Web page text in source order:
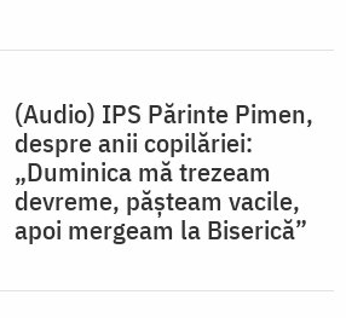
(Audio) IPS Părinte Pimen,
despre anii copilăriei:
„Duminica mă trezeam
devreme, pășteam vacile,
apoi mergeam la Biserică”